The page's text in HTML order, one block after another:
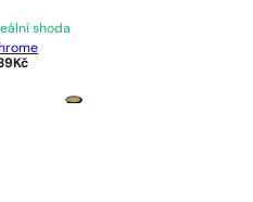
shoda
Kč